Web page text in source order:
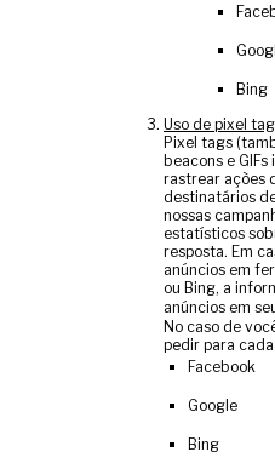
Bing
Uso de pixel
Pixel tags
beacons e
rastrear ações
destinatários
nossas
estatísticos
resposta. Em
anúncios em
ou Bing, a
anúncios em
No caso de
pedir para
Facebook
Google
Bing